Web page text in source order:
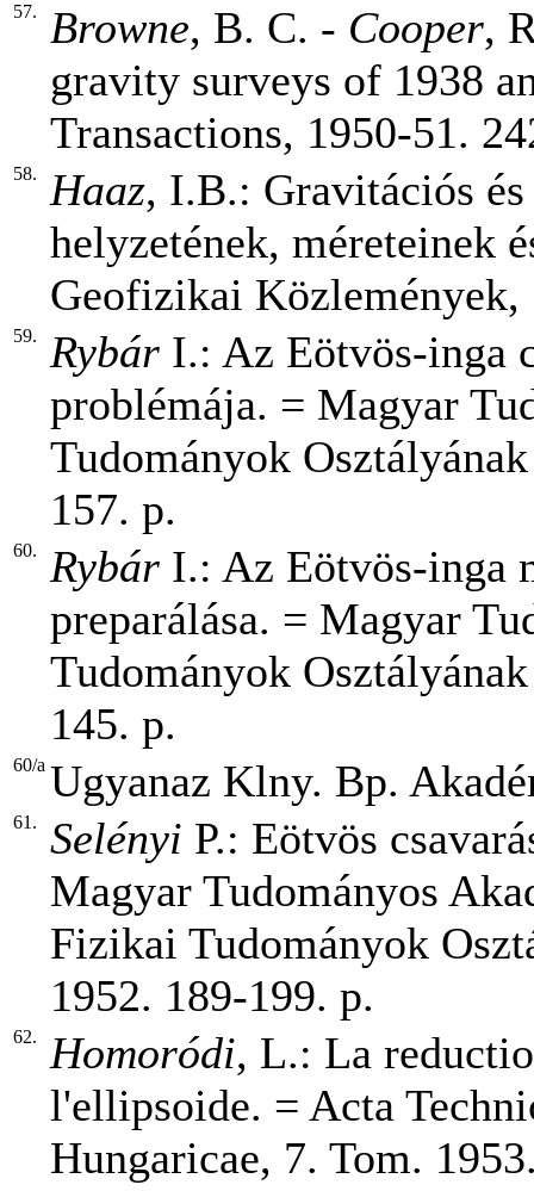
57. Browne, B. C. - Cooper,
gravity surveys of 1938
Transactions, 1950-51.
58. Haaz, I.B.: Gravitációs és
helyzetének, méreteinek
Geofizikai
59. Rybár I.: Az Eötvös-inga
problémája. = Magyar
Tudományok
157. p.
60. Rybár I.: Az Eötvös-inga
preparálása. = Magyar
Tudományok
145. p.
60/a Ugyanaz Klny. Bp.
61. Selényi P.: Eötvös
Magyar Tudományos
Fizikai Tudományok
1952. 189-199. p.
62. Homoródi, L.: La
l'ellipsoide. = Acta
Hungaricae, 7. Tom.